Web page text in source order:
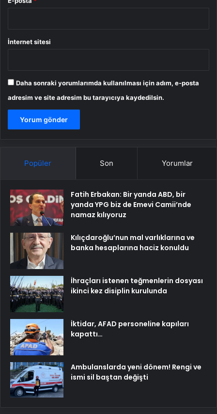
İnternet sitesi
Daha sonraki yorumlarımda kullanılması için adım, e-posta
adresim ve site adresim bu tarayıcıya kaydedilsin.
Popüler Son Yorumlar
Fatih Erbakan: Bir yanda ABD, bir
yanda YPG biz de Emevi Camii’nde
namaz kılıyoruz
Kılıçdaroğlu’nun mal varlıklarına ve
banka hesaplarına haciz konuldu
İhraçları istenen teğmenlerin dosyası
ikinci kez disiplin kurulunda
İktidar, AFAD personeline kapıları
kapattı…
Ambulanslarda yeni dönem! Rengi ve
ismi sil baştan değişti